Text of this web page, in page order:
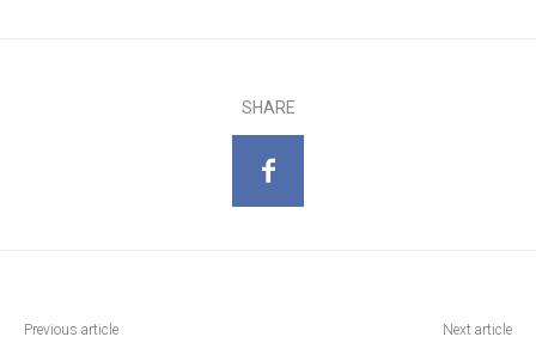
SHARE
Previous article
Next article